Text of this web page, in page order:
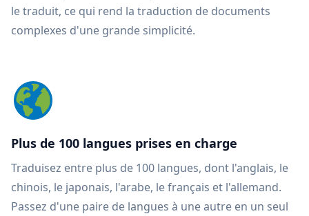
le traduit, ce qui rend la traduction de documents
complexes d'une grande simplicité.
Plus de 100 langues prises en charge
Traduisez entre plus de 100 langues, dont l'anglais, le
chinois, le japonais, l'arabe, le français et l'allemand.
Passez d'une paire de langues à une autre en un seul